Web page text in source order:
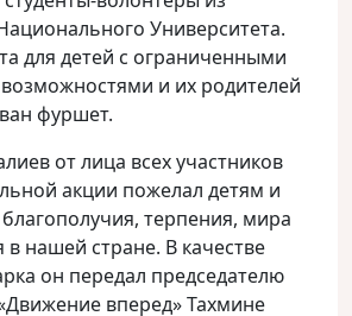
Университета.
для детей с ограниченными
и их родителей
фуршет.
от лица всех участников
акции пожелал детям и
терпения, мира
в нашей стране. В качестве
он передал председателю
вперед» Тахмине